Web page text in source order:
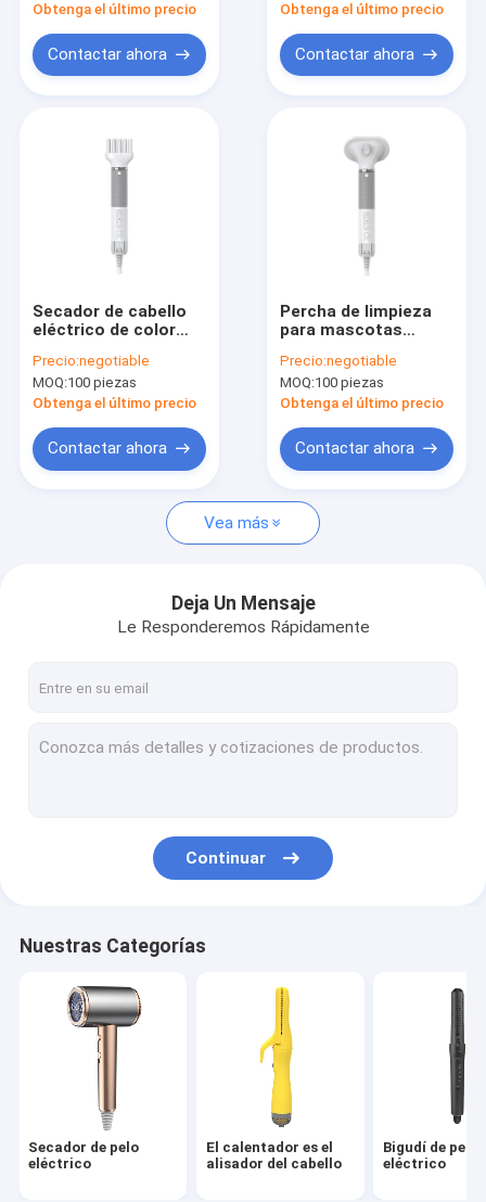
Productos
Recorrido por la fábrica
Noticias
Casos de trabajo
El calentador es el alisador del cabello
Bigudí de pelo eléctrico
Secador de pelo de alta velocidad
Estirador de cabello multifunción
Obtenga el último precio
Contactar ahora
Obtenga el último precio
Contactar ahora
Secador de cabello
eléctrico de color
portátil, secador de
pelo para mascotas
con infrarrojos.
Precio:negotiable
MOQ:100 piezas
Obtenga el último precio
Contactar ahora
Percha de limpieza
para mascotas
de vapor para
mascotas
Autolimpieza
Precio:negotiable
MOQ:100 piezas
Obtenga el último precio
Contactar ahora
Vea más
Deja Un Mensaje
Le Responderemos Rápidamente
Continuar
Nuestras Categorías
Secador de pelo
eléctrico
El calentador es el
alisador del cabello
Bigudí de pelo
eléctrico